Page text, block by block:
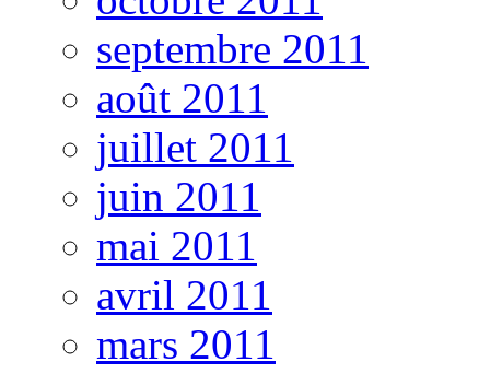
septembre 2011
août 2011
juillet 2011
juin 2011
mai 2011
avril 2011
mars 2011